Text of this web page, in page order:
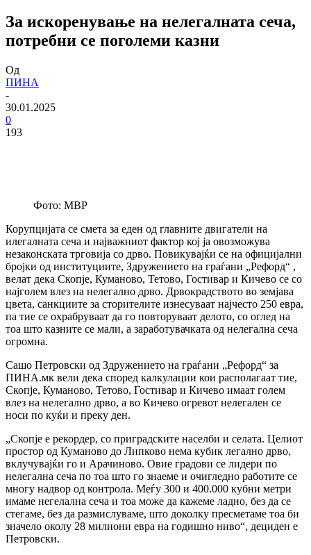
За искоренување на нелегалната сеча,
потребни се поголеми казни
Од
ПИНА
-
30.01.2025
0
193
Фото: МВР
Корупцијата се смета за еден од главните двигатели на
илегалната сеча и најважниот фактор кој ја овозможува
незаконската трговија со дрвo. Повикувајќи се на официјални
бројки од институциите, Здружението на граѓани „Рефорд“ ,
велат дека Скопје, Куманово, Тетово, Гостивар и Кичево се со
најголем влез на нелегално дрво. Дрвокрадството во земјава
цвета, санкциите за сторителите изнесуваат најчесто 250 евра,
па тие се охрабруваат да го повторуваат делото, со оглед на
тоа што казните се мали, а заработувачката од нелегална сеча
огромна.
Сашо Петровски од Здружението на граѓани „Рефорд“ за
ПИНА.мк вели дека според калкулации кои располагаат тие,
Скопје, Куманово, Тетово, Гостивар и Кичево имаат голем
влез на нелегално дрво, а во Кичево огревот нелегален се
носи по куќи и преку ден.
„Скопје е рекордер, со приградските населби и селата. Целиот
простор од Куманово до Липково нема кубик легално дрво,
вклучувајќи го и Арачиново. Овие градови се лидери по
нелегална сеча по тоа што го знаеме и очигледно работите се
многу надвор од контрола. Меѓу 300 и 400.000 кубни метри
имаме негелална сеча и тоа може да кажеме ладно, без да се
стегаме, без да размислуваме, што доколку пресметаме тоа би
значело околу 28 милиони евра на годишно ниво“, дециден е
Петровски.